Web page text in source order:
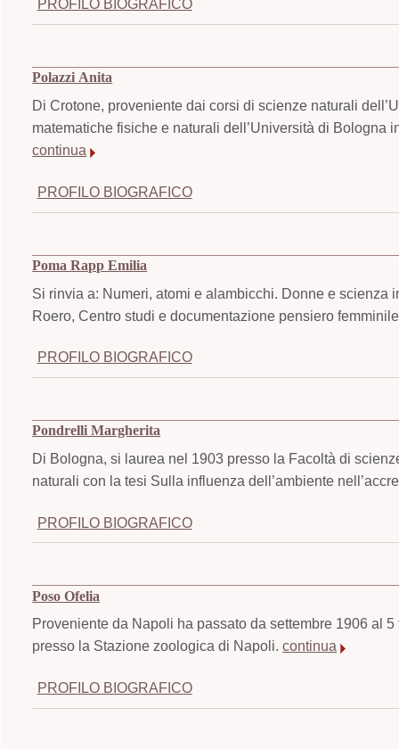
PROFILO BIOGRAFICO
Polazzi Anita
Di Crotone, proveniente dai corsi di scienze naturali
matematiche fisiche e naturali dell’Università di Bologna
continua
PROFILO BIOGRAFICO
Poma Rapp Emilia
Si rinvia a: Numeri, atomi e alambicchi. Donne e scienza
Roero, Centro studi e documentazione pensiero
PROFILO BIOGRAFICO
Pondrelli Margherita
Di Bologna, si laurea nel 1903 presso la Facoltà di
naturali con la tesi Sulla influenza dell’ambiente
PROFILO BIOGRAFICO
Poso Ofelia
Proveniente da Napoli ha passato da settembre 1906 al
presso la Stazione zoologica di Napoli.continua
PROFILO BIOGRAFICO